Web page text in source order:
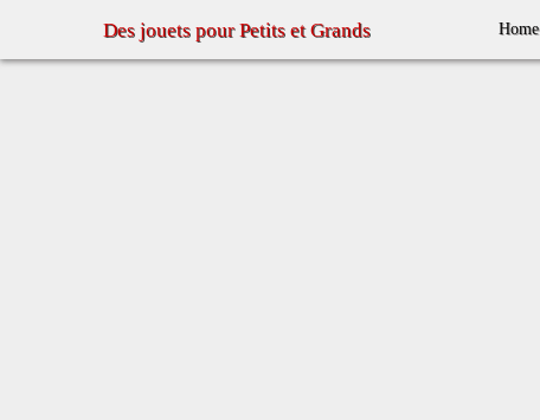
Des jouets pour Petits et Grands Home